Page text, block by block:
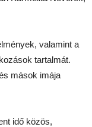
valamint a
tartalmát.
mások imája
idő közös,